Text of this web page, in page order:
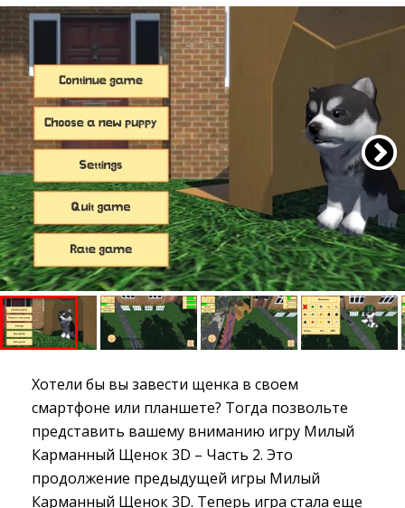
Хотели бы вы завести щенка в своем
смартфоне или планшете? Тогда позвольте
представить вашему вниманию игру Милый
Карманный Щенок 3D – Часть 2. Это
продолжение предыдущей игры Милый
Карманный Щенок 3D. Теперь игра стала еще